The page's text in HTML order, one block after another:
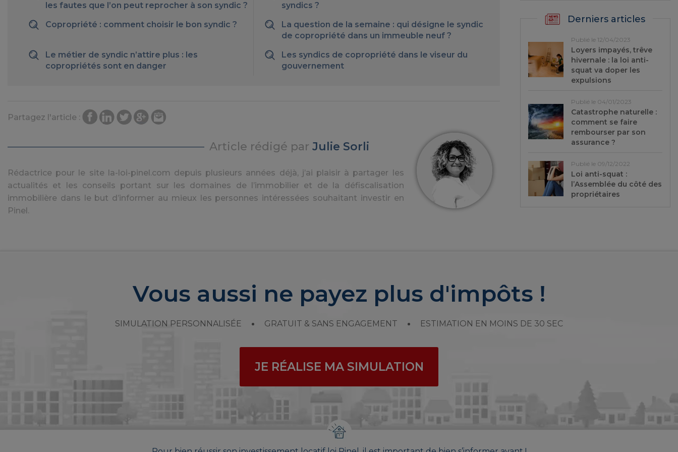
les fautes que l’on peut reprocher à son syndic ?
syndics ?
Copropriété : comment choisir le bon syndic ?
La question de la semaine : qui désigne le syndic
de copropriété dans un immeuble neuf ?
Le métier de syndic n’attire plus : les
copropriétés sont en danger
Les syndics de copropriété dans le viseur du
gouvernement
Partagez l'article :
Article rédigé parJulie Sorli
Rédactrice pour le site la-loi-pinel.com depuis plusieurs années déjà, j’ai plaisir à partager les
actualités et les conseils portant sur les domaines de l’immobilier et de la défiscalisation
immobilière dans le but d’informer au mieux les personnes intéressées souhaitant investir en
Pinel.
Derniers articles
Publié le 12/04/2023
Loyers impayés, trêve
hivernale : la loi anti-
squat va doper les
expulsions
Publié le 04/01/2023
Catastrophe naturelle :
comment se faire
rembourser par son
assurance ?
Publié le 09/12/2022
Loi anti-squat :
l’Assemblée du côté des
propriétaires
Vous aussi ne payez plus d'impôts !
SIMULATION PERSONNALISÉE GRATUIT & SANS ENGAGEMENT ESTIMATION EN MOINS DE 30 SEC
JE RÉALISE MA SIMULATION